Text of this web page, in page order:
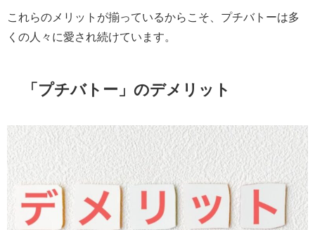
これらのメリットが揃っているからこそ、プチバトーは多
くの人々に愛され続けています。
「プチバトー」のデメリット